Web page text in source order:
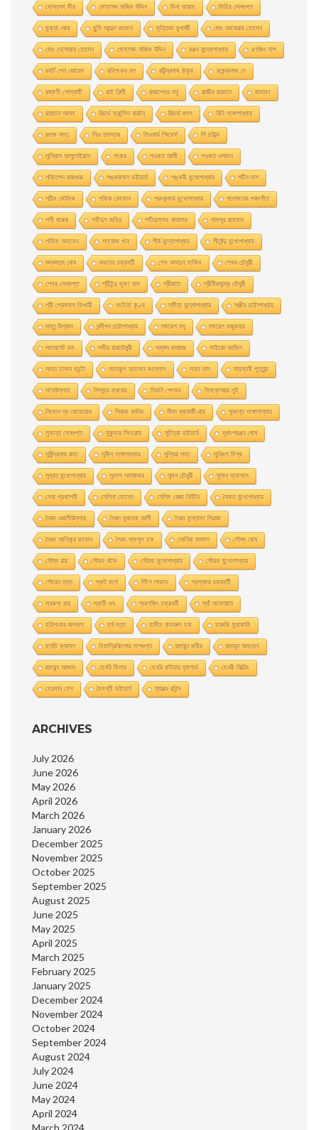
মােস্তফা মীর মােহাম্মদ নাজিম উদ্দিন মিনা ফারাহ মিহির সেনগুপ্ত
মুক্তা ঘোষ মুন্সি আব্দুল রহমান মৃত্তিকা মুখার্জী মোঃ আনোয়ার হোসেন
মোঃ দেলোয়ার হােসেন মোহাম্মদ নাজিম উদ্দিন রঞ্জন বন্দ্যোপাধ্যায় রণজিৎ দাশ
রবার্ট পেন ওয়ারেন রবিশংকর বল রবীন্দ্রনাথ ঠাকুর রমেন্দ্রনাথ দে
রম্যাণী গোস্বামী রাই শিল্পী রাজশেখর বসু রাজীব রায়হান রামায়ণ
রায়হান আলম রিচার্ড ফ্রান্সিস বারটন রিচার্ড হুগস রিনি গঙ্গোপাধ্যায়
রূপক সাহা লিও তলস্তয় লিওনার্ড স্মিথের্স লি চাইল্ড
লুসিয়াস আপুলেইয়াস শংকর শওকত আলী শওকত ওসমান
শক্তিপদ রাজগুরু শঙ্করলাল ভট্টাচার্য শঙ্করী মুখােপাধ্যায় শচীন দাশ
শচীন ভৌমিক শফিক রেহমান শরৎকুমার মুখোপাধ্যায় শলোমনের পরমগীত
শশী থারুর শহীদুল জহির শহীদুল্লাহ কায়সার শামসুর রাহমান
শামিম আহমেদ শাহবাজ খান শীর্ষ বন্দ্যোপাধ্যায় শীর্ষেন্দু মুখোপাধ্যায়
শুদ্ধসত্ব ঘোষ শুভদেব চক্রবর্তী শেখ আবদুল হাকিম শেখর চৌধুরী
শেখর সেনগুপ্ত শ্রীইন্দু ভূষণ দাস শ্রীজাত শ্রীনীরদচন্দ্র চৌধুরী
শ্রী প্রেমদাস ভিখারী সংহিতা কুণ্ড সঙ্গীতা বন্দ্যোপাধ্যায় সঞ্জীব চট্টোপাধ্যায়
সন্তু বিশ্বাস সন্দীপন চট্টোপাধ্যায় সমরেশ বসু সমরেশ মজুমদার
সমারসেট মম সমীর রায়চৌধুরী সম্বাদ রসরাজ সাইয়েদ জামিল
সাদত হাসান মান্টো সাদেকুল আহসান কল্লোল সায়ন দাস সায়ন্তনী পূততুন্ড
সা’দউল্লাহ সিগমন্ড ফ্রয়েড সিডনি শেলডন সিনক্লেয়ার লুই
সিমোন দ্য বোভোয়ার সিরাজ কাদির সীমা ব্যানার্জী-রায় সুকান্ত গঙ্গোপাধ্যায়
সুকান্ত সেনগুপ্ত সুকুমার সিংহরায় সুচিত্রা ভট্টাচার্য সুধাংশরঞ্জন ঘোষ
সুধীন্দ্রনাথ রাহা সুনীল গঙ্গোপাধ্যায় সুপ্রিয় সাহা সুবিমল মিশ্র
সুব্রত মুখোপাধ্যায় সুভাস সমাজদার সুমন চৌধুরী সুসান অ্যাশলে
সেবা প্রকাশনী সেলিনা হােসেন সেলিম রেজা নিউটন সৈকত মুখোপাধ্যায়
সৈয়দ ওয়ালীউল্লাহ সৈয়দ মুজতবা আলী সৈয়দ মুস্তাফা সিরাজ
সৈয়দ আতিকুর রহমান সৈয়দ শামসুল হক সোনিয়া কামাল সৌম্য ঘােষ
সৌম্য রায় সৌরভ ঘটক সৌরভ মুখােপাধ্যায় সৌরভ মুখোপাধ্যায়
সৌরেন দত্ত স্কট মর্লে স্টিগ লারসন স্বপ্নময় চক্রবর্তী
স্বরুপা রায় স্বাতী গুহ স্মরণজিৎ চক্রবর্তী স্যাঁ সাফোয়াত
হরিশংকর জলদাস হর্ষ দত্ত হামীম কামরুল হক হারুকি মুরাকামি
হার্বাট ক্যাসল হিমাদ্রিকিশাের দাশগুপ্ত হুমায়ুন কবীর হুমায়ূন আহমেদ
হুমায়ুন আজাদ হেনরি মিলার হেনরি রাইডার হ্যাগার্ড হেনরী ফিল্ডিং
হেরমান হেস হৈমন্তী ভট্টাচার্য হ্যারল্ড রবিন্স
ARCHIVES
July 2026
June 2026
May 2026
April 2026
March 2026
January 2026
December 2025
November 2025
October 2025
September 2025
August 2025
June 2025
May 2025
April 2025
March 2025
February 2025
January 2025
December 2024
November 2024
October 2024
September 2024
August 2024
July 2024
June 2024
May 2024
April 2024